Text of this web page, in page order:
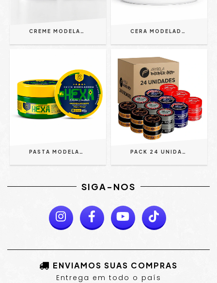
CREME MODELADOR CAPILAR PISTACHE 80G - FOX FOR MEN | HIDRATA, MODELA E COMBATE O FRIZZ CERA MODELADORA CAPILAR UVA 80G - FOX FOR MEN | HIDRATAÇÃO, CONTROLE DE FRIZZ E FILTRO SOLAR
PASTA MODELADORA | EDIÇÃO LIMITADA HEXA - FOX FOR MEN 80G PACK 24 UNIDADES - PASTAS MODELADORAS PREMIUM JHONY BARBER 150G
SIGA-NOS
ENVIAMOS SUAS COMPRAS
Entrega em todo o país